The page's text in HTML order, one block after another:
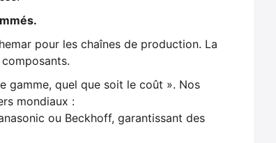
pour les chaînes de production. La
gamme, quel que soit le coût ». Nos
mondiaux :
ou Beckhoff, garantissant des